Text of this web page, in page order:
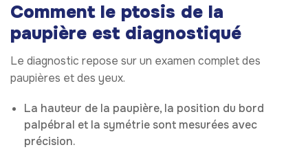
Comment le ptosis de la
paupière est diagnostiqué
Le diagnostic repose sur un examen complet des
paupières et des yeux.
La hauteur de la paupière, la position du bord
palpébral et la symétrie sont mesurées avec
précision.